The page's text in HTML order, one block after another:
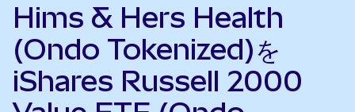
Hims & Hers Health
(Ondo Tokenized)を
iShares Russell 2000